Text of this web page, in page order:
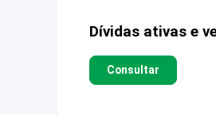
Dívidas ativas e
Consultar